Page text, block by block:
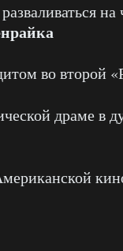
во второй
драме в